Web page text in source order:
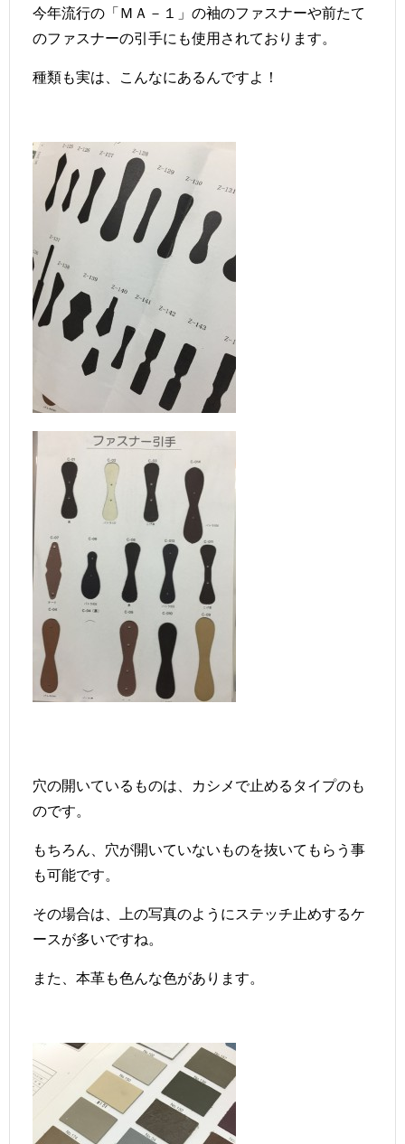
今年流行の「ＭＡ－１」の袖のファスナーや前たて
のファスナーの引手にも使用されております。
種類も実は、こんなにあるんですよ！
穴の開いているものは、カシメで止めるタイプのも
のです。
もちろん、穴が開いていないものを抜いてもらう事
も可能です。
その場合は、上の写真のようにステッチ止めするケ
ースが多いですね。
また、本革も色んな色があります。